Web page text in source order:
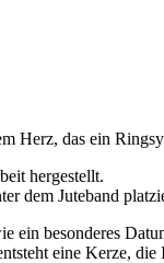
Herz, das ein
hergestellt.
dem Juteband
ein besonderes
eine Kerze,